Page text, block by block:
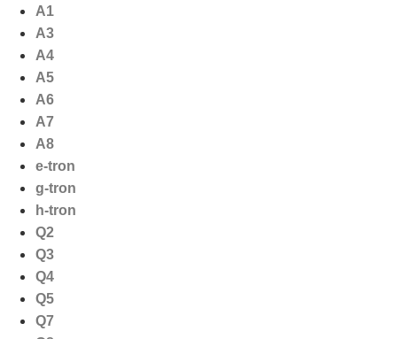
naar
inhoud
A1
A3
A4
A5
A6
A7
A8
e-tron
g-tron
h-tron
Q2
Q3
Q4
Q5
Q7